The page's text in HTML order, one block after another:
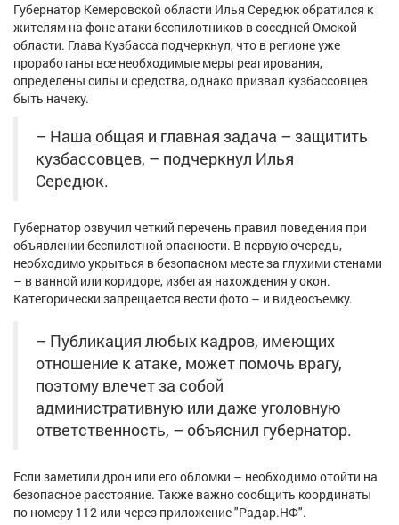
Работа Транспорт Компании
Афиша Обучение Проекты
Товары Поздравления Погода
ТВ программа Я - пенсионер
Губернатор Кемеровской области Илья Середюк обратился к
жителям на фоне атаки беспилотников в соседней Омской
области. Глава Кузбасса подчеркнул, что в регионе уже
проработаны все необходимые меры реагирования,
определены силы и средства, однако призвал кузбассовцев
быть начеку.
– Наша общая и главная задача – защитить
кузбассовцев, – подчеркнул Илья
Середюк.
Губернатор озвучил четкий перечень правил поведения при
объявлении беспилотной опасности. В первую очередь,
необходимо укрыться в безопасном месте за глухими стенами
– в ванной или коридоре, избегая нахождения у окон.
Категорически запрещается вести фото – и видеосъемку.
– Публикация любых кадров, имеющих
отношение к атаке, может помочь врагу,
поэтому влечет за собой
административную или даже уголовную
ответственность, – объяснил губернатор.
Если заметили дрон или его обломки – необходимо отойти на
безопасное расстояние. Также важно сообщить координаты
по номеру 112 или через приложение "Радар.НФ".